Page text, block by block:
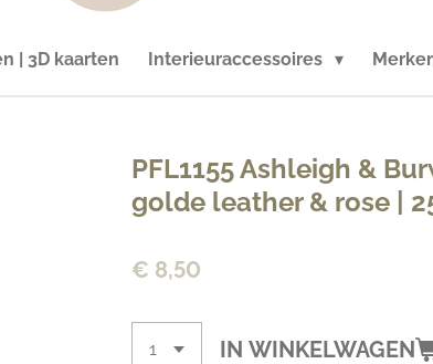
| 3D kaarten Interieuraccessoires
PFL1155 Ashleigh &
golde leather & rose |
€ 8,50
IN WINKELWAGEN